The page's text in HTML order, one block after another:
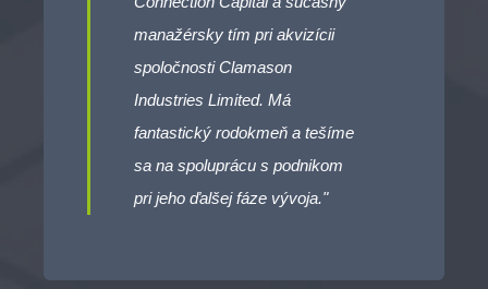
manažérsky tím pri akvizícii
spoločnosti Clamason
Industries Limited. Má
fantastický rodokmeň a tešíme
sa na spoluprácu s podnikom
pri jeho ďalšej fáze vývoja."